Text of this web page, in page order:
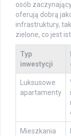
osób
oferują dobrą
infrastruktury,
zielone, co jest
Typ
inwestycji
Luksusowe
apartamenty
Mieszkania